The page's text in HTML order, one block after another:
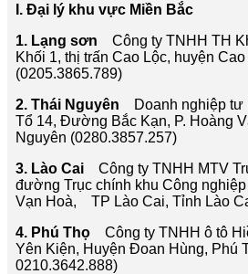
I. Đại lý khu vực Miền Bắc
1. Lạng sơn Công ty TNHH TH
Khối 1, thị trấn Cao Lộc, huyện
(0205.3865.789)
2. Thái Nguyên Doanh nghiệp tư
Tổ 14, Đường Bắc Kạn, P. Hoàng
Nguyên (0280.3857.257)
3. Lào Cai Công ty TNHH MTV
đường Trục chính khu Công
Vạn Hoà, TP Lào Cai, Tỉnh Lào
4. Phú Thọ Công ty TNHH ô tô
Yên Kiện, Huyện Đoan Hùng, Phú
0210.3642.888)